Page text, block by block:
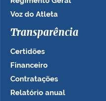
Voz do Atleta
Transparência
Certidões
Financeiro
Contratações
Relatório anual